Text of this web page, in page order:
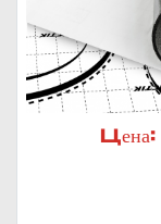
Цена: